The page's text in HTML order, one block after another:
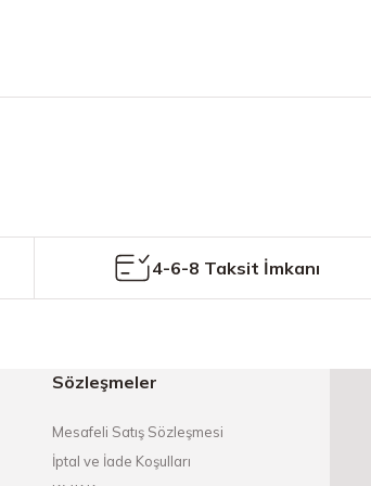
4-6-8 Taksit İmkanı
Sözleşmeler
Mesafeli Satış Sözleşmesi
İptal ve İade Koşulları